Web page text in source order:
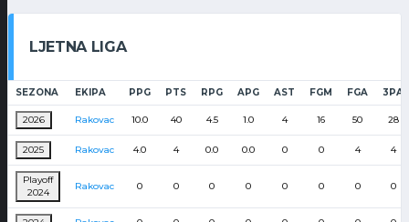
LJETNA LIGA
SEZONA EKIPA PPG PTS RPG APG AST FGM FGA 3PA
2026 Rakovac 10.0 40 4.5 1.0 4 16 50 28
2025 Rakovac 4.0 4 0.0 0.0 0 0 4 4
Playoff
2024
Rakovac 0 0 0 0 0 0 0 0